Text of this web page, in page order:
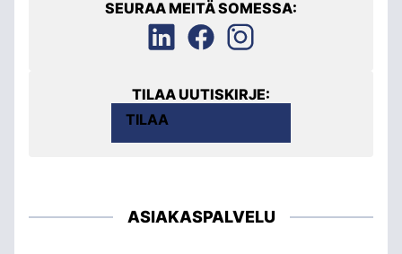
SEURAA MEITÄ SOMESSA:
TILAA UUTISKIRJE:
TILAA
ASIAKASPALVELU